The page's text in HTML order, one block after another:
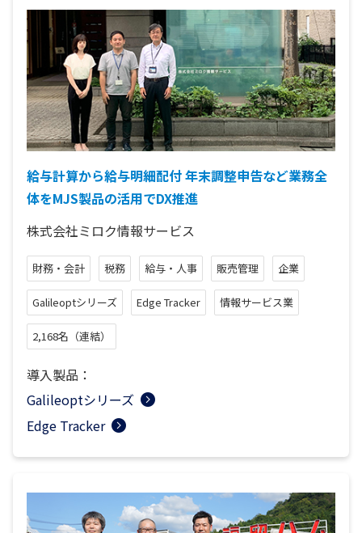
給与計算から給与明細配付 年末調整申告など業務全
体をMJS製品の活用でDX推進
株式会社ミロク情報サービス
財務・会計 税務 給与・人事 販売管理 企業
Galileoptシリーズ Edge Tracker 情報サービス業
2,168名（連結）
導入製品：
Galileoptシリーズ
Edge Tracker